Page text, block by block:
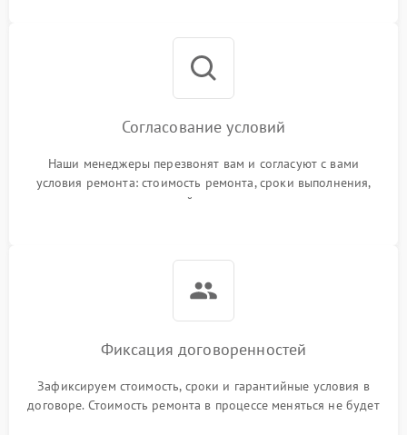
Согласование условий
Наши менеджеры перезвонят вам и согласуют с вами
условия ремонта: стоимость ремонта, сроки выполнения,
гарантийные условия
Фиксация договоренностей
Зафиксируем стоимость, сроки и гарантийные условия в
договоре. Стоимость ремонта в процессе меняться не будет